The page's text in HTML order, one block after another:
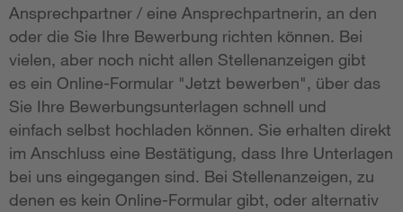
Ansprechpartner / eine Ansprechpartnerin, an den
oder die Sie Ihre Bewerbung richten können. Bei
vielen, aber noch nicht allen Stellenanzeigen gibt
es ein Online-Formular "Jetzt bewerben", über das
Sie Ihre Bewerbungsunterlagen schnell und
einfach selbst hochladen können. Sie erhalten direkt
im Anschluss eine Bestätigung, dass Ihre Unterlagen
bei uns eingegangen sind. Bei Stellenanzeigen, zu
denen es kein Online-Formular gibt, oder alternativ